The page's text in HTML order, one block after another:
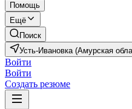
Помощь
Ещё
Поиск
Усть-Ивановка (Амурская
Войти
Войти
Создать резюме